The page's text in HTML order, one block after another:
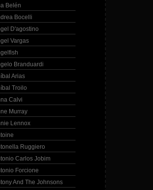
Belén
Bocelli
D'agostino
Vargas
Branduardi
Arias
Troilo
Calvi
Murray
Lennox
Ruggiero
Carlos Jobim
Forcione
And The Johnsons